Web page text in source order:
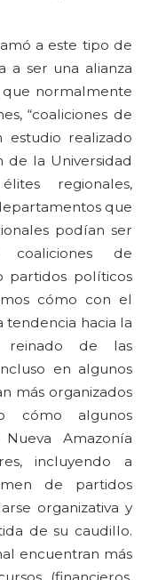
a este tipo de
a ser una alianza
normalmente
“coaliciones de
estudio realizado
de la Universidad
regionales,
que
podían ser
coaliciones de
partidos políticos
cómo con el
tendencia hacia la
reinado de las
en algunos
más organizados
cómo algunos
Amazonía
incluyendo a
de partidos
organizativa y
de su caudillo.
encuentran más